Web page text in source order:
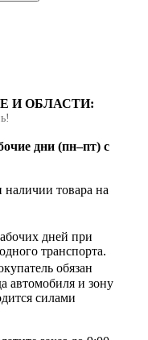
И ОБЛАСТИ:
дни (пн–пт) с
наличии товара на
дней при
транспорта.
обязан
автомобиля и зону
силами